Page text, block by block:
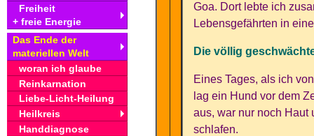
Freiheit
+ freie Energie
Das Ende der
materiellen Welt
woran ich glaube
Reinkarnation
Liebe-Licht-Heilung
Heilkreis
Handdiagnose
Goa. Dort lebte ich
Lebensgefährten in
Die völlig
Eines Tages, als ich
lag ein Hund vor dem
aus, war nur noch Haut
schlafen.